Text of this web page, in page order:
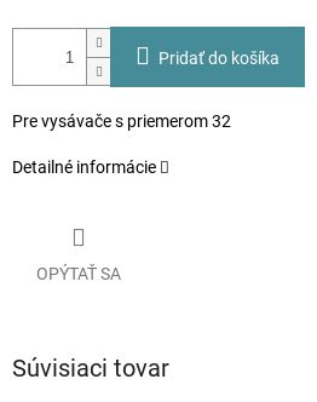
Pridať do košíka
Pre vysávače s priemerom 32
Detailné informácie
OPÝTAŤ SA
Súvisiaci tovar